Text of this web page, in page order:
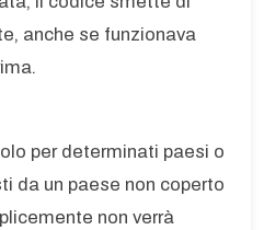
anche se funzionava
per determinati paesi o
da un paese non coperto
non verrà